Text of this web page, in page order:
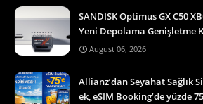
SANDISK Optimus GX C50
Yeni Depolama Genişletme
August 06, 2026
Allianz’dan Seyahat Sağlık
ek, eSIM Booking’de yüzde